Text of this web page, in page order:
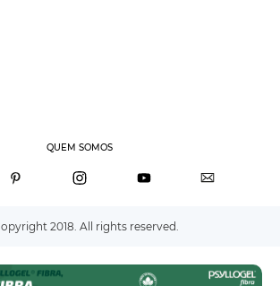
QUEM SOMOS
2018. All rights reserved.